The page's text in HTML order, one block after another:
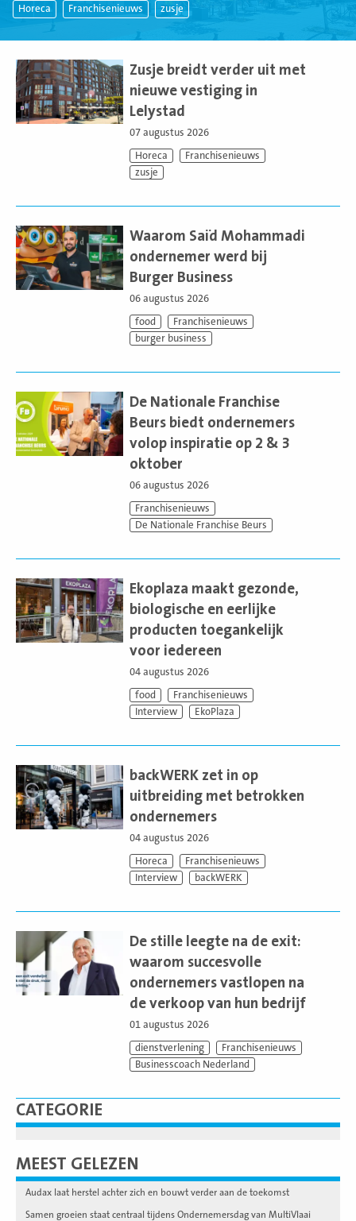
CATEGORIE
MEEST GELEZEN
Audax laat herstel achter zich en bouwt verder aan de toekomst
Samen groeien staat centraal tijdens Ondernemersdag van MultiVlaai
Horeca Franchisenieuws zusje
meer
Zusje breidt verder uit met
nieuwe vestiging in
Lelystad
07 augustus 2026
Horeca
Franchisenieuws
zusje
meer
Waarom Saïd Mohammadi
ondernemer werd bij
Burger Business
06 augustus 2026
food
Franchisenieuws
burger business
meer
De Nationale Franchise
Beurs biedt ondernemers
volop inspiratie op 2 & 3
oktober
06 augustus 2026
Franchisenieuws
De Nationale Franchise Beurs
meer
Ekoplaza maakt gezonde,
biologische en eerlijke
producten toegankelijk
voor iedereen
04 augustus 2026
food
Franchisenieuws
Interview
EkoPlaza
meer
backWERK zet in op
uitbreiding met betrokken
ondernemers
04 augustus 2026
Horeca
Franchisenieuws
Interview
backWERK
De stille leegte na de exit:
waarom succesvolle
ondernemers vastlopen na
de verkoop van hun bedrijf
01 augustus 2026
dienstverlening
Franchisenieuws
Businesscoach Nederland